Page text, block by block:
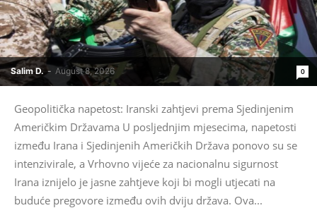
Salim D. - August 8, 2026 0
Geopolitička napetost: Iranski zahtjevi prema Sjedinjenim
Američkim Državama U posljednjim mjesecima, napetosti
između Irana i Sjedinjenih Američkih Država ponovo su se
intenzivirale, a Vrhovno vijeće za nacionalnu sigurnost
Irana iznijelo je jasne zahtjeve koji bi mogli utjecati na
buduće pregovore između ovih dviju država. Ova...